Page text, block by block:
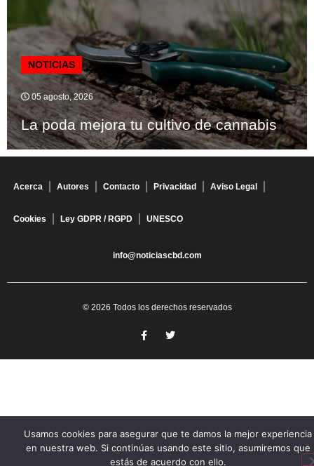
NOTICIAS
05 agosto, 2026
La poda mejora tu cultivo de cannabis
Acerca Autores Contacto Privacidad Aviso Legal
Cookies Ley GDPR / RGPD UNESCO
info@noticiascbd.com
© 2026 Todos los derechos reservados
Usamos cookies para asegurar que te damos la mejor experiencia
en nuestra web. Si continúas usando este sitio, asumiremos que
estás de acuerdo con ello.